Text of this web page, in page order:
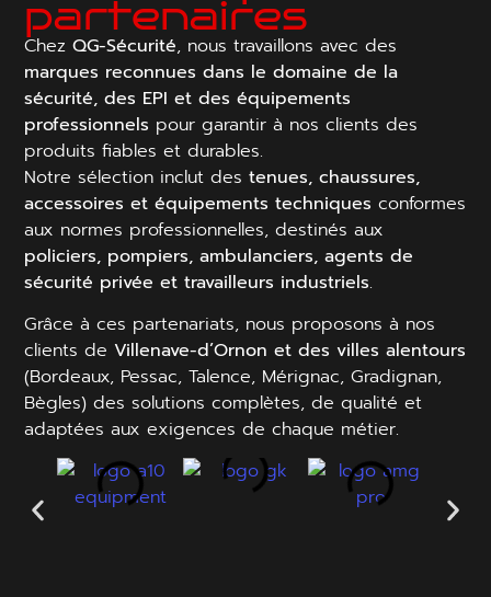
partenaires
ChezQG-Sécurité, nous travaillons avec des
marques reconnues dans le domaine de la
sécurité, des EPI et des équipements
professionnels pour garantir à nos clients des
produits fiables et durables.
Notre sélection inclut destenues, chaussures,
accessoires et équipements techniques conformes
aux normes professionnelles, destinés aux
policiers, pompiers, ambulanciers, agents de
sécurité privée et travailleurs industriels.
Grâce à ces partenariats, nous proposons à nos
clients de Villenave-d’Ornon et des villes alentours
(Bordeaux, Pessac, Talence, Mérignac, Gradignan,
Bègles) des solutions complètes, de qualité et
adaptées aux exigences de chaque métier.